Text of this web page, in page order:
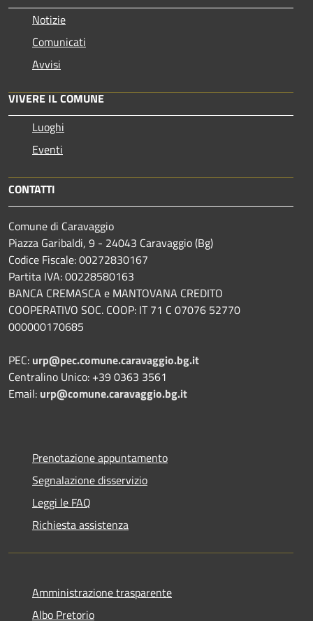
Notizie
Comunicati
Avvisi
VIVERE IL COMUNE
Luoghi
Eventi
CONTATTI
Comune di Caravaggio
Piazza Garibaldi, 9 - 24043 Caravaggio (Bg)
Codice Fiscale: 00272830167
Partita IVA: 00228580163
BANCA CREMASCA e MANTOVANA CREDITO
COOPERATIVO SOC. COOP: IT 71 C 07076 52770
000000170685
PEC: urp@pec.comune.caravaggio.bg.it
Centralino Unico: +39 0363 3561
Email: urp@comune.caravaggio.bg.it
Prenotazione appuntamento
Segnalazione disservizio
Leggi le FAQ
Richiesta assistenza
Amministrazione trasparente
Albo Pretorio